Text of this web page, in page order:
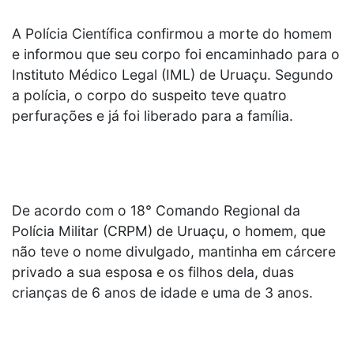
A Polícia Científica confirmou a morte do homem
e informou que seu corpo foi encaminhado para o
Instituto Médico Legal (IML) de Uruaçu. Segundo
a polícia, o corpo do suspeito teve quatro
perfurações e já foi liberado para a família.
De acordo com o 18° Comando Regional da
Polícia Militar (CRPM) de Uruaçu, o homem, que
não teve o nome divulgado, mantinha em cárcere
privado a sua esposa e os filhos dela, duas
crianças de 6 anos de idade e uma de 3 anos.